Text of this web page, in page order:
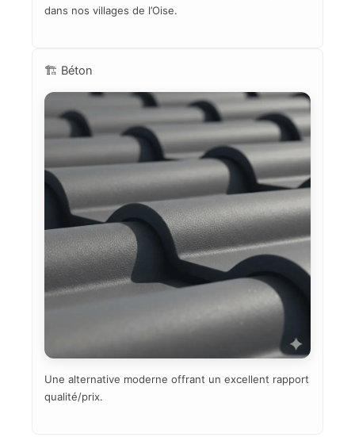
dans nos villages de l’Oise.
🏗️ Béton
Une alternative moderne offrant un excellent rapport
qualité/prix.